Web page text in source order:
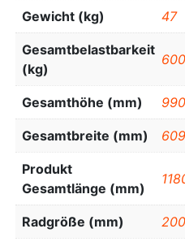
Gewicht (kg) 47
Gesamtbelastbarkeit
(kg)
600
Gesamthöhe (mm) 990
Gesamtbreite (mm) 609
Produkt
Gesamtlänge (mm)
Radgröße (mm)